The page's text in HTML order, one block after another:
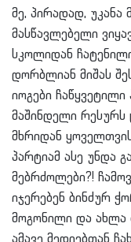
მე, პირადად,
მასწავლებელი
სკოლიდან
დორბლიან მიშას
იოგები
მაშინდელი რესურს
მხრიდან
პარტიამ ასე უნდა
მებრძოლები?!
იჯერებენ ბინძურ
მოგონილი და ახლა
ამავე მედიებთან